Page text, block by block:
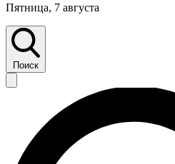
Пятница, 7 августа
Поиск